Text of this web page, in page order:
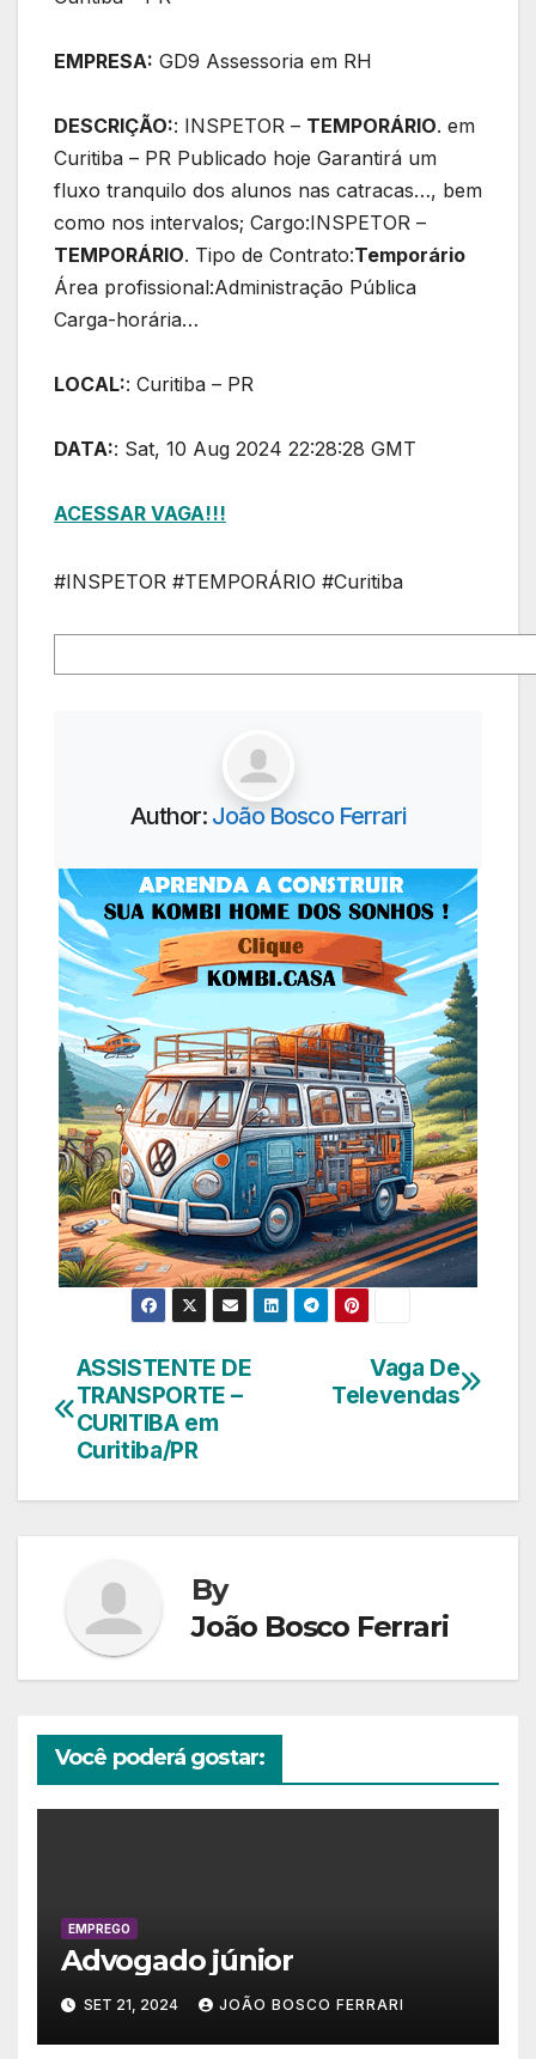
EMPRESA: GD9 Assessoria em RH
DESCRIÇÃO:: INSPETOR – TEMPORÁRIO. em
Curitiba – PR Publicado hoje Garantirá um
fluxo tranquilo dos alunos nas catracas…, bem
como nos intervalos; Cargo:INSPETOR –
TEMPORÁRIO. Tipo de Contrato:Temporário
Área profissional:Administração Pública
Carga-horária…
LOCAL:: Curitiba – PR
DATA:: Sat, 10 Aug 2024 22:28:28 GMT
ACESSAR VAGA!!!
#INSPETOR #TEMPORÁRIO #Curitiba
Author: João Bosco Ferrari
Navegação
de
Vaga De
Televendas
ASSISTENTE DE
TRANSPORTE –
CURITIBA em
Curitiba/PR
By
João Bosco Ferrari
Você poderá gostar:
EMPREGO
Advogado júnior
SET 21, 2024 JOÃO BOSCO FERRARI